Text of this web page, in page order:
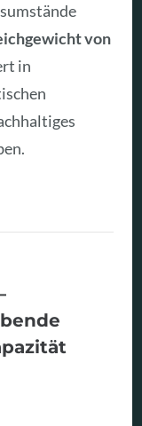
von
in